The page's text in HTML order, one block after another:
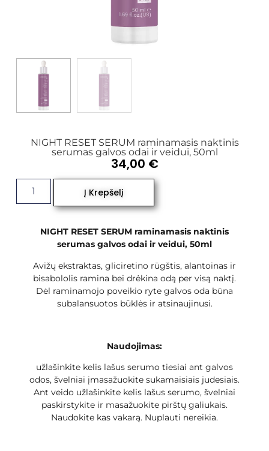
NIGHT RESET SERUM raminamasis naktinis
serumas galvos odai ir veidui, 50ml
NIGHT RESET SERUM raminamasis naktinis
serumas galvos odai ir veidui, 50ml
Avižų ekstraktas, gliciretino rūgštis, alantoinas ir
bisabololis ramina bei drėkina odą per visą naktį.
Dėl raminamojo poveikio ryte galvos oda būna
subalansuotos būklės ir atsinaujinusi.
Naudojimas:
užlašinkite kelis lašus serumo tiesiai ant galvos
odos, švelniai įmasažuokite sukamaisiais judesiais.
Ant veido užlašinkite kelis lašus serumo, švelniai
paskirstykite ir masažuokite pirštų galiukais.
Naudokite kas vakarą. Nuplauti nereikia.
34,00 €
Į Krepšelį